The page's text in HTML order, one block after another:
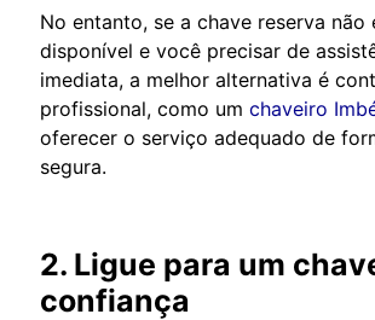
No entanto, se a chave reserva não
disponível e você precisar de
imediata, a melhor alternativa é
profissional, como um chaveiro
oferecer o serviço adequado de
segura.
2. Ligue para um
confiança